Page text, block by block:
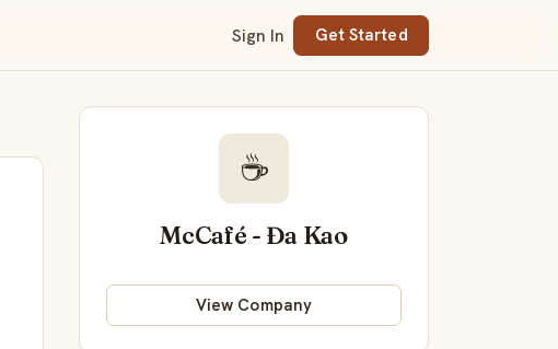
Sign In Get Started
☕
McCafé - Đa Kao
View Company